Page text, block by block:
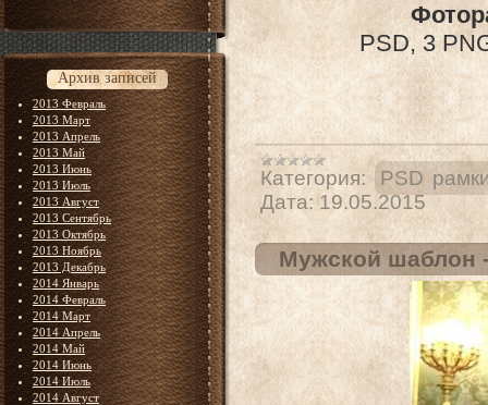
Архив записей
2013 Февраль
2013 Март
2013 Апрель
2013 Май
2013 Июнь
2013 Июль
2013 Август
2013 Сентябрь
2013 Октябрь
2013 Ноябрь
2013 Декабрь
2014 Январь
2014 Февраль
2014 Март
2014 Апрель
2014 Май
2014 Июнь
2014 Июль
2014 Август
PSD, 3
Категория:
PSD
Дата: 19.05.2015
Мужской шаблон